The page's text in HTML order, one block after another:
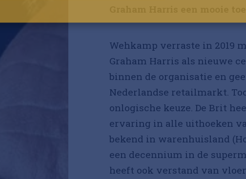
Wehkamp verraste in 2019
Graham Harris als nieuwe
binnen de organisatie en
Nederlandse retailmarkt.
onlogische keuze. De Brit
ervaring in alle uithoeken
bekend in warenhuisland
een decennium in de
heeft ook verstand van